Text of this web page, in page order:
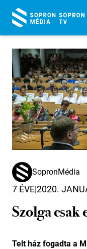
SopronMédia
7 ÉVE|2020.
Szolga csak
Telt ház fogadta a